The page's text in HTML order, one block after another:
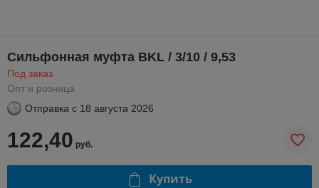
Сильфонная муфта BKL / 3/10 / 9,53
Под заказ
Опт и розница
Отправка с 18 августа 2026
122,40 руб.
Купить